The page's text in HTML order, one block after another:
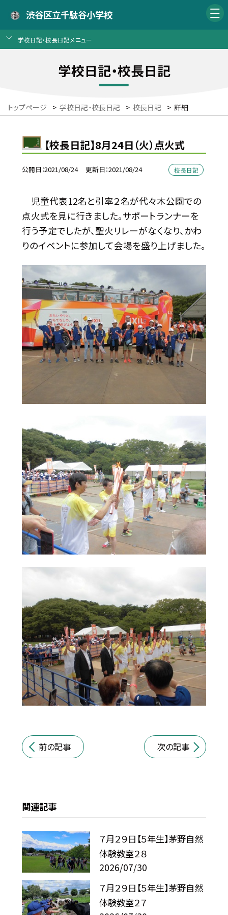
渋谷区立千駄谷小学校
学校日記・校長日記メニュー
学校日記・校長日記
トップページ > 学校日記・校長日記 > 校長日記 > 詳細
【校長日記】8月24日（火）点火式
公開日 2021/08/24 更新日 2021/08/24 校長日記
児童代表12名と引率２名が代々木公園での
点火式を見に行きました。サポートランナーを
行う予定でしたが、聖火リレーがなくなり、かわ
りのイベントに参加して会場を盛り上げました。
前の記事 次の記事
関連記事
７月２９日【５年生】茅野自然
体験教室２８
2026/07/30
７月２９日【５年生】茅野自然
体験教室２７